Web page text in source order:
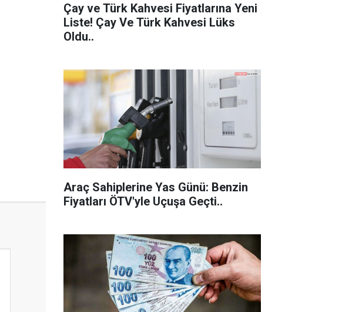
Çay ve Türk Kahvesi Fiyatlarına Yeni
Liste! Çay Ve Türk Kahvesi Lüks
Oldu..
Araç Sahiplerine Yas Günü: Benzin
Fiyatları ÖTV'yle Uçuşa Geçti..